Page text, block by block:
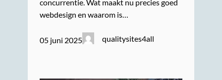
concurrentie. Wat maakt nu precies goed
webdesign en waarom is…
05 juni 2025 qualitysites4all